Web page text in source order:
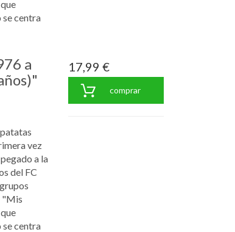
se centra
a
vez
a la
del FC
"Mis
se centra
17,99 €
comprar